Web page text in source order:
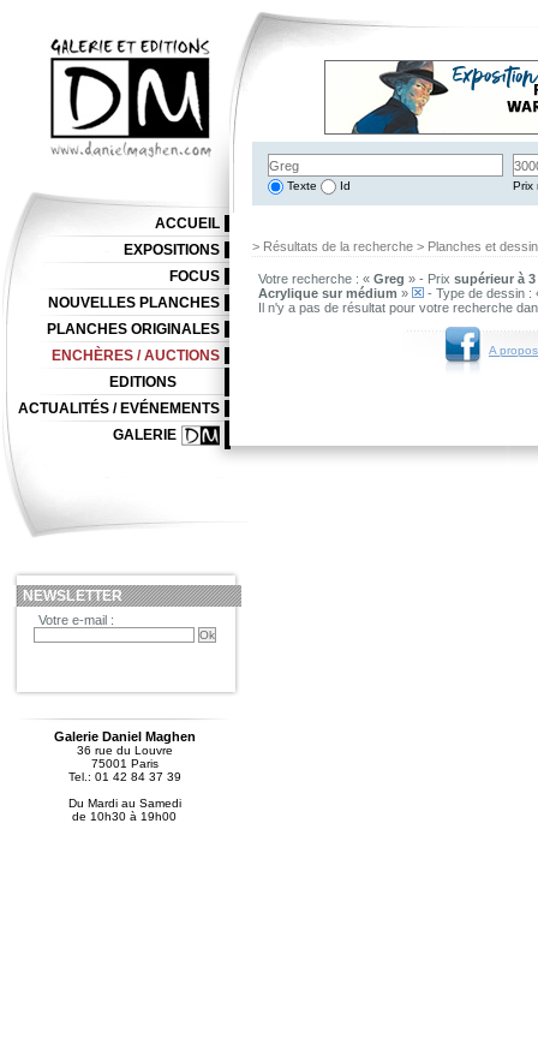
Texte Id Prix
> Résultats de la recherche > Planches et
Votre recherche : « Greg » - Prix supérieur à 3
Acrylique sur médium »
- Type de dessin :
Il n'y a pas de résultat pour votre recherche
A
ACCUEIL
EXPOSITIONS
FOCUS
NOUVELLES PLANCHES
PLANCHES ORIGINALES
ENCHÈRES / AUCTIONS
EDITIONS
ACTUALITÉS / EVÉNEMENTS
GALERIE
NEWSLETTER
Votre e-mail :
Galerie Daniel Maghen
36 rue du Louvre
75001 Paris
Tel.: 01 42 84 37 39
Du Mardi au Samedi
de 10h30 à 19h00